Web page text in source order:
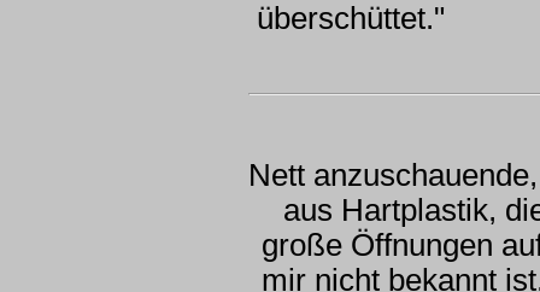
überschüttet."
Nett
aus Hartplastik,
große Öffnungen
mir nicht bekannt